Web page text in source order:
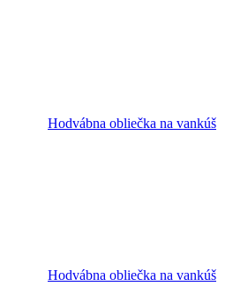
Hodvábna obliečka na vankúš
Hodvábna obliečka na vankúš